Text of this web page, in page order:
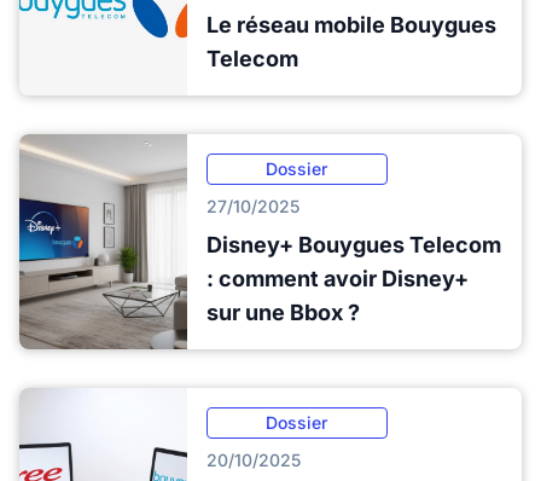
Le réseau mobile Bouygues
Telecom
Dossier
27/10/2025
Disney+ Bouygues Telecom
: comment avoir Disney+
sur une Bbox ?
Dossier
20/10/2025